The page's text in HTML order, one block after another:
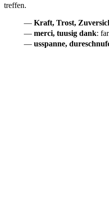
treffen.
Kraft, Trost,
merci, tuusig dank:
usspanne,